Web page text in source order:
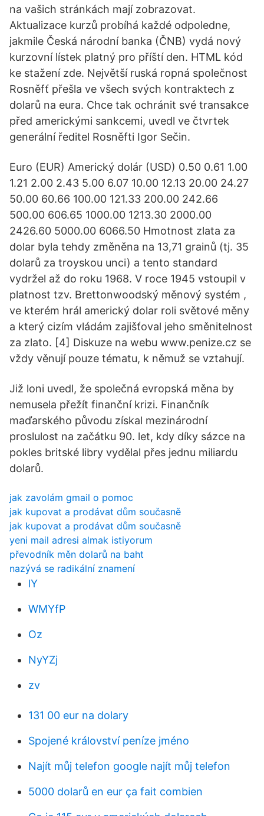
na vašich stránkách mají zobrazovat.
Aktualizace kurzů probíhá každé odpoledne,
jakmile Česká národní banka (ČNB) vydá nový
kurzovní lístek platný pro příští den. HTML kód
ke stažení zde. Největší ruská ropná společnost
Rosněfť přešla ve všech svých kontraktech z
dolarů na eura. Chce tak ochránit své transakce
před americkými sankcemi, uvedl ve čtvrtek
generální ředitel Rosněfti Igor Sečin.
Euro (EUR) Americký dolár (USD) 0.50 0.61 1.00
1.21 2.00 2.43 5.00 6.07 10.00 12.13 20.00 24.27
50.00 60.66 100.00 121.33 200.00 242.66
500.00 606.65 1000.00 1213.30 2000.00
2426.60 5000.00 6066.50 Hmotnost zlata za
dolar byla tehdy změněna na 13,71 grainů (tj. 35
dolarů za troyskou unci) a tento standard
vydržel až do roku 1968. V roce 1945 vstoupil v
platnost tzv. Brettonwoodský měnový systém ,
ve kterém hrál americký dolar roli světové měny
a který cizím vládám zajišťoval jeho směnitelnost
za zlato. [4] Diskuze na webu www.penize.cz se
vždy věnují pouze tématu, k němuž se vztahují.
Již loni uvedl, že společná evropská měna by
nemusela přežít finanční krizi. Finančník
maďarského původu získal mezinárodní
proslulost na začátku 90. let, kdy díky sázce na
pokles britské libry vydělal přes jednu miliardu
dolarů.
jak zavolám gmail o pomoc
jak kupovat a prodávat dům současně
jak kupovat a prodávat dům současně
yeni mail adresi almak istiyorum
převodník měn dolarů na baht
nazývá se radikální znamení
lY
WMYfP
Oz
NyYZj
zv
131 00 eur na dolary
Spojené království peníze jméno
Najít můj telefon google najít můj telefon
5000 dolarů en eur ça fait combien